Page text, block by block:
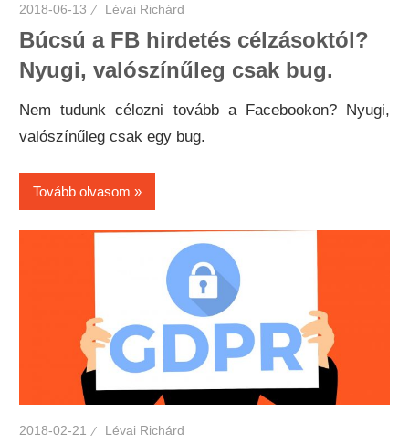
2018-06-13 Lévai Richárd
Búcsú a FB hirdetés célzásoktól?
Nyugi, valószínűleg csak bug.
Nem tudunk célozni tovább a Facebookon? Nyugi,
valószínűleg csak egy bug.
Tovább olvasom
2018-02-21 Lévai Richárd